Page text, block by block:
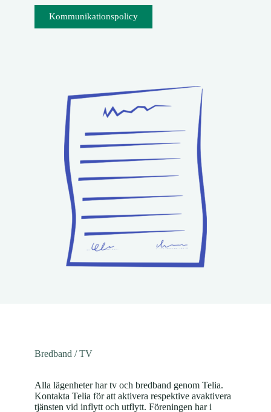
Kommunikationspolicy
Bredband / TV
Alla lägenheter har tv och bredband genom Telia.
Kontakta Telia för att aktivera respektive avaktivera
tjänsten vid inflytt och utflytt. Föreningen har i